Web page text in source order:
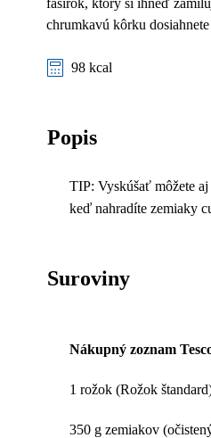
chrumkavú kôrku
98 kcal
Popis
TIP: Vyskúšať môžete
keď nahradíte zemiaky
Suroviny
Nákupný zoznam
1 rožok (Rožok
350 g zemiakov